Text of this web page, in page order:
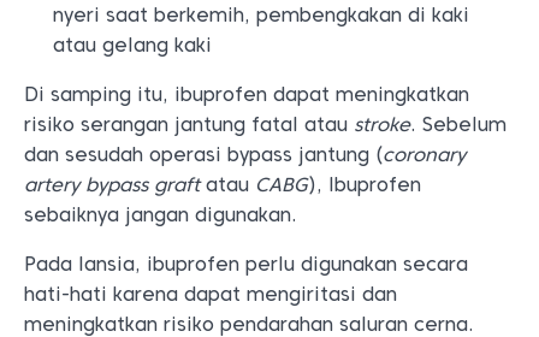
nyeri saat berkemih, pembengkakan di kaki
atau gelang kaki
Di samping itu, ibuprofen dapat meningkatkan
risiko serangan jantung fatal atau stroke. Sebelum
dan sesudah operasi bypass jantung (coronary
artery bypass graftatau CABG), Ibuprofen
sebaiknya jangan digunakan.
Pada lansia, ibuprofen perlu digunakan secara
hati-hati karena dapat mengiritasi dan
meningkatkan risiko pendarahan saluran cerna.